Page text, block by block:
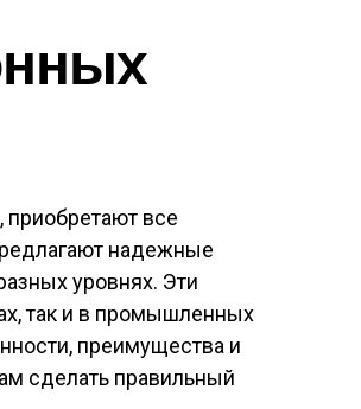
все
надежные
уровнях. Эти
так и в промышленных
преимущества и
сделать правильный